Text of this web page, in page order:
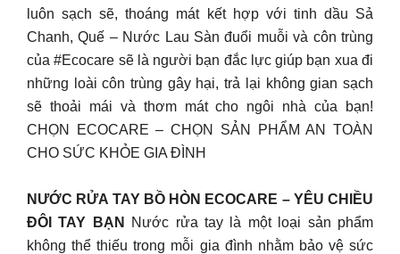
luôn sạch sẽ, thoáng mát kết hợp với tinh dầu Sả
Chanh, Quế – Nước Lau Sàn đuổi muỗi và côn trùng
của #Ecocare sẽ là người bạn đắc lực giúp bạn xua đi
những loài côn trùng gây hại, trả lại không gian sạch
sẽ thoải mái và thơm mát cho ngôi nhà của bạn!
CHỌN ECOCARE – CHỌN SẢN PHẨM AN TOÀN
CHO SỨC KHỎE GIA ĐÌNH
NƯỚC RỬA TAY BỒ HÒN ECOCARE – YÊU CHIỀU
ĐÔI TAY BẠN
Nước rửa tay là một loại sản phẩm
không thể thiếu trong mỗi gia đình nhằm bảo vệ sức